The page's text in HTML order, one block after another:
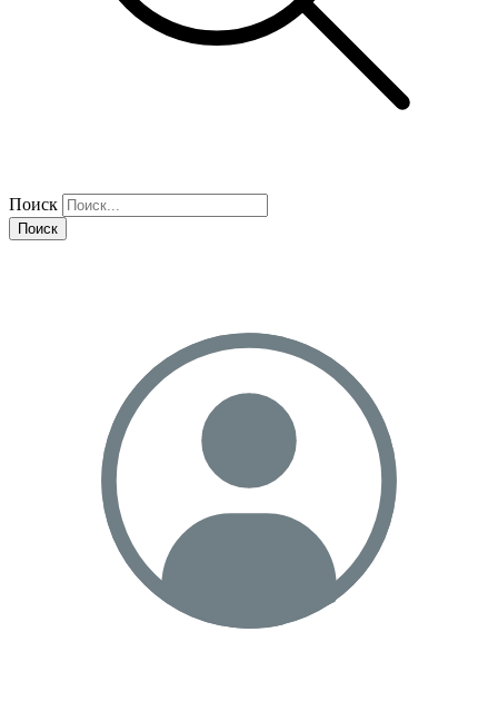
Поиск
Поиск